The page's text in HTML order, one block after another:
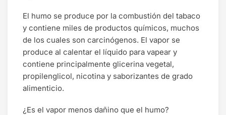
El humo se produce por la combustión del tabaco
y contiene miles de productos químicos, muchos
de los cuales son carcinógenos. El vapor se
produce al calentar el líquido para vapear y
contiene principalmente glicerina vegetal,
propilenglicol, nicotina y saborizantes de grado
alimenticio.
¿Es el vapor menos dañino que el humo?